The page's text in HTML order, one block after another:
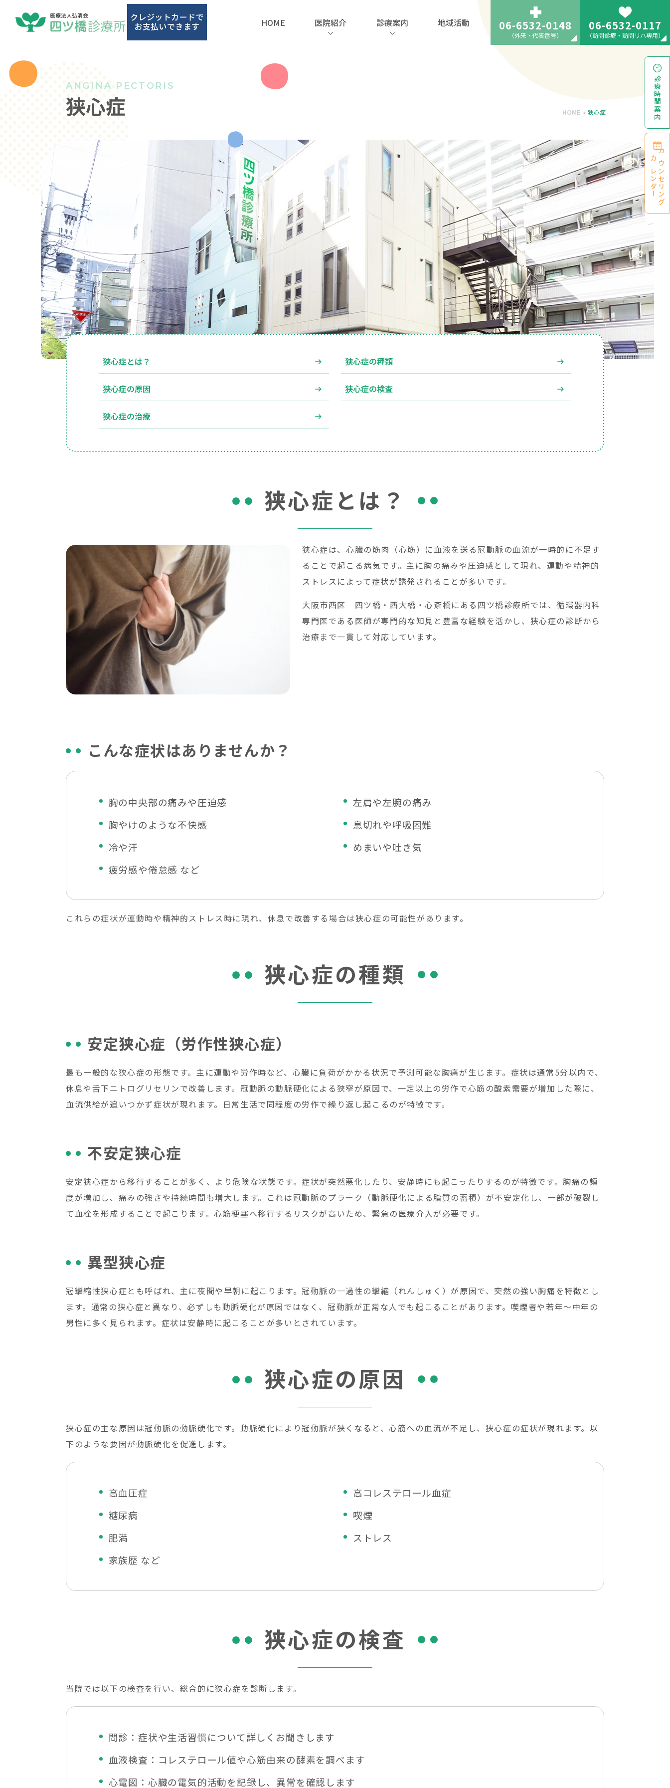
大
西
の
HOME 医院紹介 診療案内 地域活動 06-6532-0148
（外来・代表番号）
06-6532-0117
（訪問診療・訪問リハ専用）
ANGINA PECTORIS
狭心症 HOME > 狭心症
狭心症とは？ 狭心症の種類
狭心症の原因 狭心症の検査
狭心症の治療
狭心症とは？
狭心症は、心臓の筋肉（心筋）に血液を送る冠動脈の血流が一時的に不足す
ることで起こる病気です。主に胸の痛みや圧迫感として現れ、運動や精神的
ストレスによって症状が誘発されることが多いです。
大阪市西区 四ツ橋・西大橋・心斎橋にある四ツ橋診療所では、循環器内科
専門医である医師が専門的な知見と豊富な経験を活かし、狭心症の診断から
治療まで一貫して対応しています。
こんな症状はありませんか？
胸の中央部の痛みや圧迫感
左肩や左腕の痛み
胸やけのような不快感
息切れや呼吸困難
冷や汗
めまいや吐き気
疲労感や倦怠感 など
これらの症状が運動時や精神的ストレス時に現れ、休息で改善する場合は狭心症の可能性があります。
狭心症の種類
安定狭心症（労作性狭心症）
最も一般的な狭心症の形態です。主に運動や労作時など、心臓に負荷がかかる状況で予測可能な胸痛が生じます。症状は通常5分以内で、
休息や舌下ニトログリセリンで改善します。冠動脈の動脈硬化による狭窄が原因で、一定以上の労作で心筋の酸素需要が増加した際に、
血流供給が追いつかず症状が現れます。日常生活で同程度の労作で繰り返し起こるのが特徴です。
不安定狭心症
安定狭心症から移行することが多く、より危険な状態です。症状が突然悪化したり、安静時にも起こったりするのが特徴です。胸痛の頻
度が増加し、痛みの強さや持続時間も増大します。これは冠動脈のプラーク（動脈硬化による脂質の蓄積）が不安定化し、一部が破裂し
て血栓を形成することで起こります。心筋梗塞へ移行するリスクが高いため、緊急の医療介入が必要です。
異型狭心症
冠攣縮性狭心症とも呼ばれ、主に夜間や早朝に起こります。冠動脈の一過性の攣縮（れんしゅく）が原因で、突然の強い胸痛を特徴とし
ます。通常の狭心症と異なり、必ずしも動脈硬化が原因ではなく、冠動脈が正常な人でも起こることがあります。喫煙者や若年～中年の
男性に多く見られます。症状は安静時に起こることが多いとされています。
狭心症の原因
狭心症の主な原因は冠動脈の動脈硬化です。動脈硬化により冠動脈が狭くなると、心筋への血流が不足し、狭心症の症状が現れます。以
下のような要因が動脈硬化を促進します。
高血圧症
高コレステロール血症
糖尿病
喫煙
肥満
ストレス
家族歴 など
狭心症の検査
当院では以下の検査を行い、総合的に狭心症を診断します。
問診：症状や生活習慣について詳しくお聞きします
血液検査：コレステロール値や心筋由来の酵素を調べます
心電図：心臓の電気的活動を記録し、異常を確認します
診療時間
案内
カウンセリング
カレンダー